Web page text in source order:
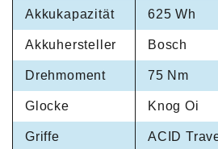
Akkukapazität 625 Wh
Akkuhersteller Bosch
Drehmoment 75 Nm
Glocke Knog Oi
Griffe ACID